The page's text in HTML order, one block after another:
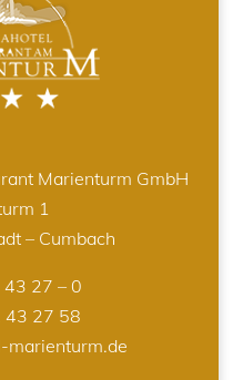
Marienturm GmbH
1
– Cumbach
27 – 0
43 27 58
marienturm.de